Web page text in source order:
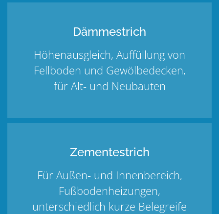
Dämmestrich
Höhenausgleich, Auffüllung von
Fellboden und Gewölbedecken,
für Alt- und Neubauten
Zementestrich
Für Außen- und Innenbereich,
Fußbodenheizungen,
unterschiedlich kurze Belegreife